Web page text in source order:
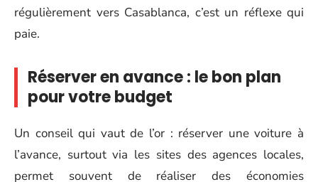
régulièrement vers Casablanca, c’est un réflexe qui
paie.
Réserver en avance : le bon plan
pour votre budget
Un conseil qui vaut de l’or : réserver une voiture à
l’avance, surtout via les sites des agences locales,
permet souvent de réaliser des économies